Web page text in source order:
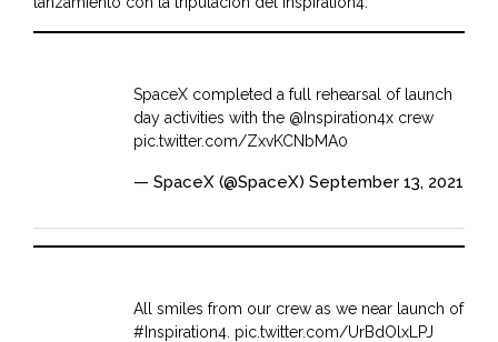
SpaceX completed a full rehearsal of launch
day activities with the @Inspiration4x crew
pic.twitter.com/ZxvKCNbMA0
— SpaceX (@SpaceX) September 13, 2021
All smiles from our crew as we near launch of
#Inspiration4 pic.twitter.com/UrBdOlxLPJ